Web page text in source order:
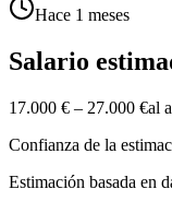
Hace 1 meses
Salario
17.000 € – 27.000 €al
Confianza de la
Estimación basada en